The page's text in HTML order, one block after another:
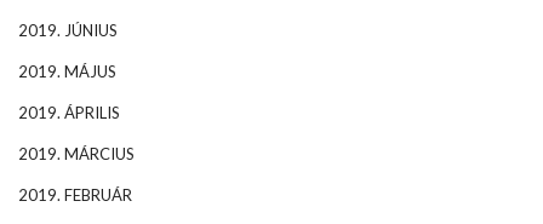
2019. JÚNIUS
2019. MÁJUS
2019. ÁPRILIS
2019. MÁRCIUS
2019. FEBRUÁR